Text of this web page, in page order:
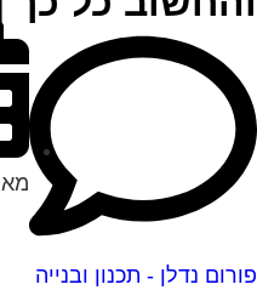
נדלן - תכנון ובנייה
מאי 4, 2005